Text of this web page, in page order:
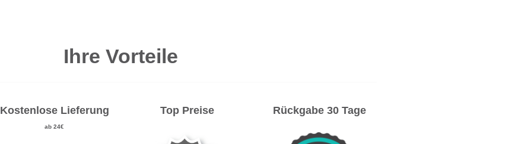
Ihre Vorteile
Kostenlose Lieferung
ab 24€
Top Preise Rückgabe 30 Tage